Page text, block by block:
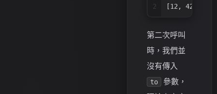
2
[12, 42]
第二次呼叫
時，我們並
沒有傳入
to
參數，